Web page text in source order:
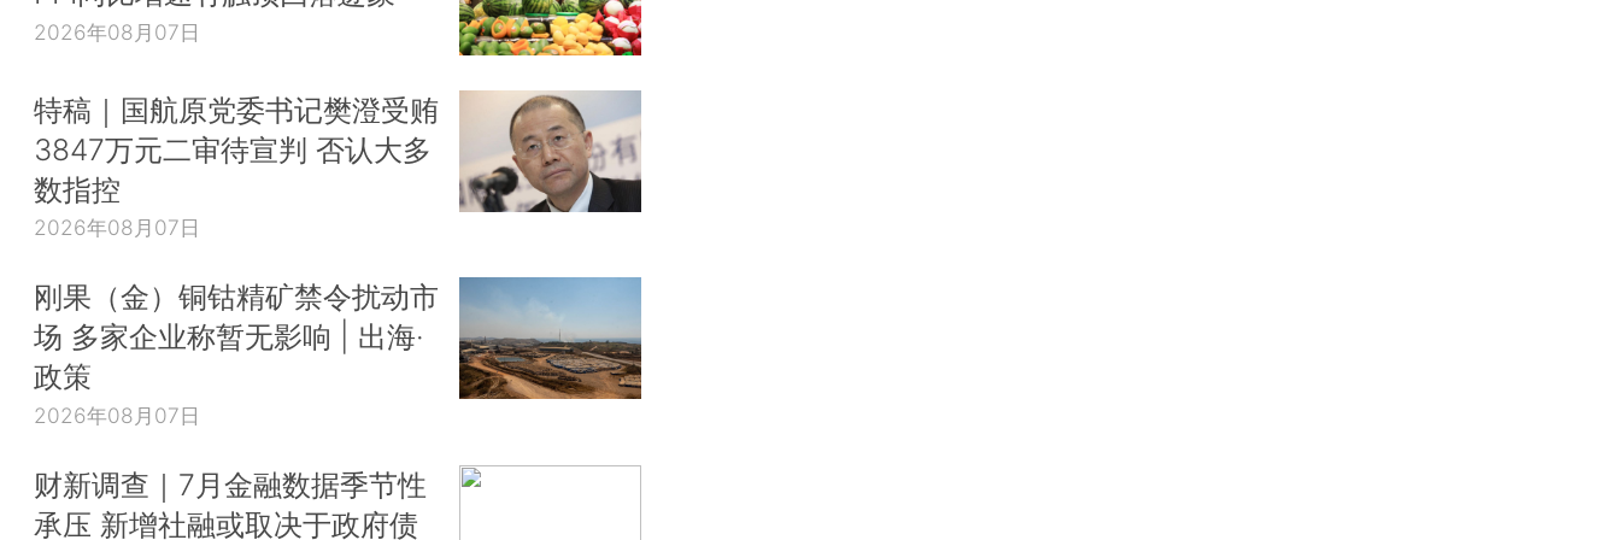
2026年08月07日
特稿｜国航原党委书记樊澄受贿
3847万元二审待宣判 否认大多
数指控
2026年08月07日
刚果（金）铜钴精矿禁令扰动市
场 多家企业称暂无影响 | 出海·
政策
2026年08月07日
财新调查｜7月金融数据季节性
承压 新增社融或取决于政府债